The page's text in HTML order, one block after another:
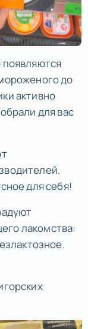
появляются
до
активно
для вас
для себя!
лакомства: